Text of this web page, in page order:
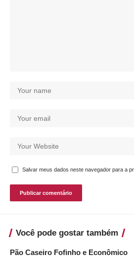
Salvar meus dados neste navegador para a
Você pode gostar também
Pão Caseiro Fofinho e Econômico